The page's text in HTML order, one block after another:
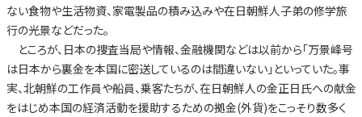
ない食物や生活物資、家電製品の積み込みや在日朝鮮人子弟の修学旅
行の光景などだった。
ところが、日本の捜査当局や情報、金融機関などは以前から「万景峰号
は日本から裏金を本国に密送しているのは間違いない」といっていた。事
実、北朝鮮の工作員や船員、乗客たちが、在日朝鮮人の金正日氏への献金
をはじめ本国の経済活動を援助するための拠金(外貨)をこっそり数多く